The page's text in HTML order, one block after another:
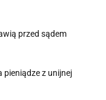
przed sądem
pieniądze z unijnej